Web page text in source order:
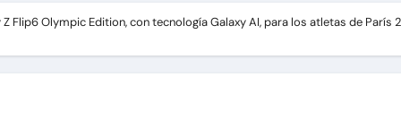
peruanos del IPD
Flip6 Olympic Edition, con tecnología Galaxy AI, para los atletas de París